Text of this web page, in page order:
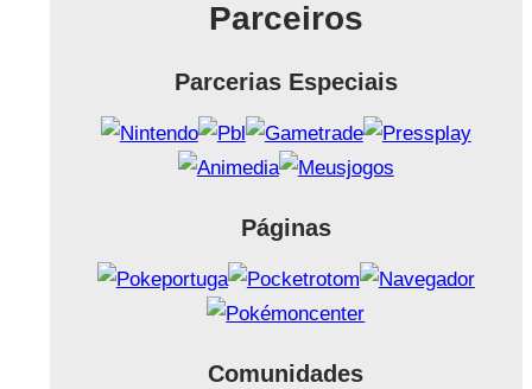
Parceiros
Parcerias Especiais
Páginas
Comunidades